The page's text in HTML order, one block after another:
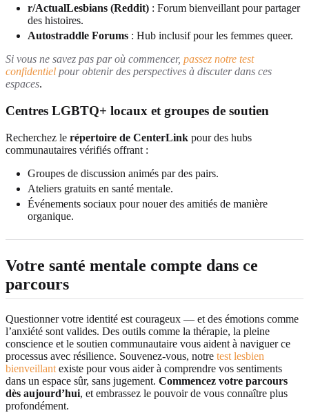
r/ActualLesbians (Reddit) : Forum bienveillant pour partager
des histoires.
Autostraddle Forums : Hub inclusif pour les femmes queer.
Si vous ne savez pas par où commencer, passez notre test
confidentiel pour obtenir des perspectives à discuter dans ces
espaces.
Centres LGBTQ+ locaux et groupes de soutien
Recherchez le répertoire de CenterLink pour des hubs
communautaires vérifiés offrant :
Groupes de discussion animés par des pairs.
Ateliers gratuits en santé mentale.
Événements sociaux pour nouer des amitiés de manière
organique.
Votre santé mentale compte dans ce
parcours
Questionner votre identité est courageux — et des émotions comme
l’anxiété sont valides. Des outils comme la thérapie, la pleine
conscience et le soutien communautaire vous aident à naviguer ce
processus avec résilience. Souvenez-vous, notre test lesbien
bienveillant existe pour vous aider à comprendre vos sentiments
dans un espace sûr, sans jugement. Commencez votre parcours
dès aujourd’hui, et embrassez le pouvoir de vous connaître plus
profondément.